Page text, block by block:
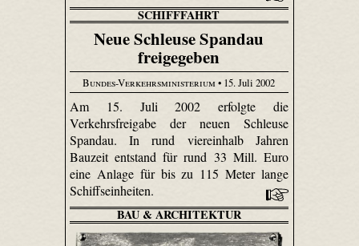
SCHIFFFAHRT
Neue Schleuse Spandau
freigegeben
Bundes-Verkehrsministerium• 15. Juli 2002
Am 15. Juli 2002 erfolgte die
Verkehrsfreigabe der neuen Schleuse
Spandau. In rund viereinhalb Jahren
Bauzeit entstand für rund 33 Mill. Euro
eine Anlage für bis zu 115 Meter lange
Schiffseinheiten.
BAU & ARCHITEKTUR